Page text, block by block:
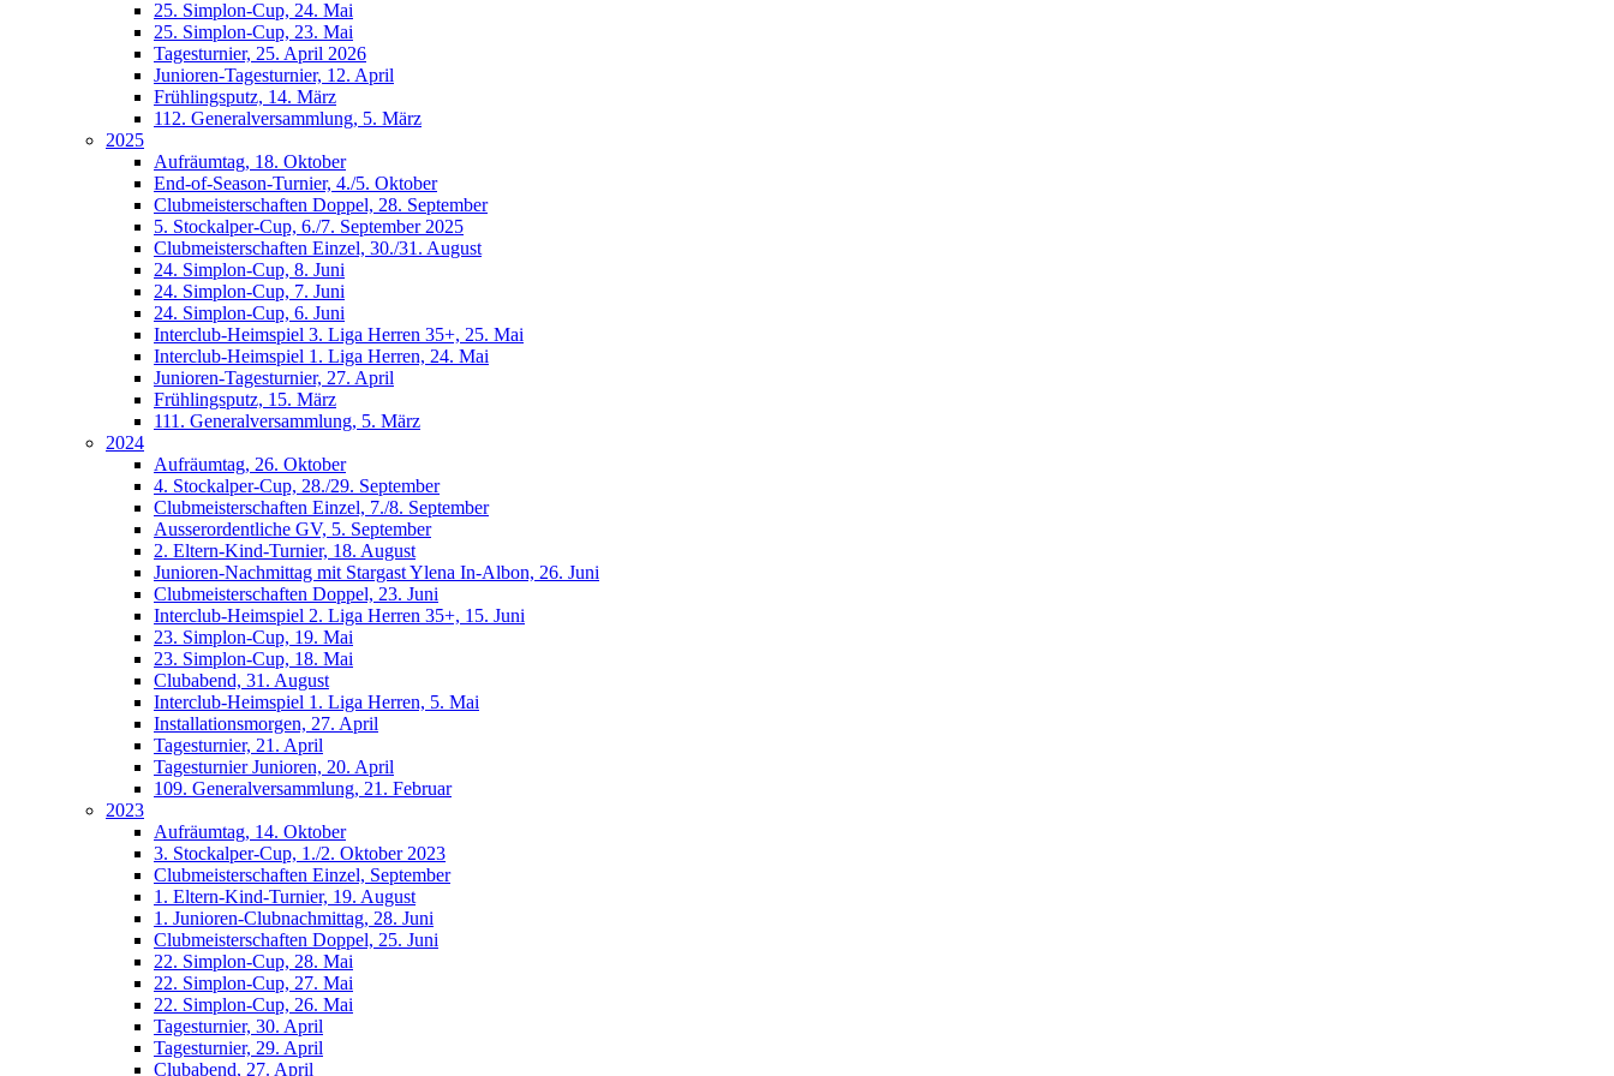
25. Simplon-Cup, 24. Mai
25. Simplon-Cup, 23. Mai
Tagesturnier, 25. April 2026
Junioren-Tagesturnier, 12. April
Frühlingsputz, 14. März
112. Generalversammlung, 5. März
2025
Aufräumtag, 18. Oktober
End-of-Season-Turnier, 4./5. Oktober
Clubmeisterschaften Doppel, 28. September
5. Stockalper-Cup, 6./7. September 2025
Clubmeisterschaften Einzel, 30./31. August
24. Simplon-Cup, 8. Juni
24. Simplon-Cup, 7. Juni
24. Simplon-Cup, 6. Juni
Interclub-Heimspiel 3. Liga Herren 35+, 25. Mai
Interclub-Heimspiel 1. Liga Herren, 24. Mai
Junioren-Tagesturnier, 27. April
Frühlingsputz, 15. März
111. Generalversammlung, 5. März
2024
Aufräumtag, 26. Oktober
4. Stockalper-Cup, 28./29. September
Clubmeisterschaften Einzel, 7./8. September
Ausserordentliche GV, 5. September
2. Eltern-Kind-Turnier, 18. August
Junioren-Nachmittag mit Stargast Ylena In-Albon, 26. Juni
Clubmeisterschaften Doppel, 23. Juni
Interclub-Heimspiel 2. Liga Herren 35+, 15. Juni
23. Simplon-Cup, 19. Mai
23. Simplon-Cup, 18. Mai
Clubabend, 31. August
Interclub-Heimspiel 1. Liga Herren, 5. Mai
Installationsmorgen, 27. April
Tagesturnier, 21. April
Tagesturnier Junioren, 20. April
109. Generalversammlung, 21. Februar
2023
Aufräumtag, 14. Oktober
3. Stockalper-Cup, 1./2. Oktober 2023
Clubmeisterschaften Einzel, September
1. Eltern-Kind-Turnier, 19. August
1. Junioren-Clubnachmittag, 28. Juni
Clubmeisterschaften Doppel, 25. Juni
22. Simplon-Cup, 28. Mai
22. Simplon-Cup, 27. Mai
22. Simplon-Cup, 26. Mai
Tagesturnier, 30. April
Tagesturnier, 29. April
Clubabend, 27. April